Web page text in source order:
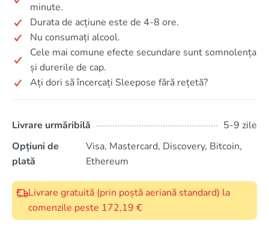
minute.
Durata de acțiune este de 4-8 ore.
Nu consumați alcool.
Cele mai comune efecte secundare sunt somnolența
și durerile de cap.
Ați dori să încercați Sleepose fără rețetă?
Livrare urmăribilă
5-9 zile
Opțiuni de
plată
Visa, Mastercard, Discovery, Bitcoin,
Ethereum
Livrare gratuită (prin poștă aeriană standard) la
comenzile peste 172,19 €